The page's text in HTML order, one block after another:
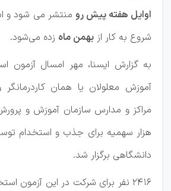
اوایل هفته پیش رو منتشر می شود و
شروع به کار از بهمن ماه زده می‌شود.
به گزارش ایسنا، مهر امسال آزمون
آموزش معلولان یا همان کاردرمانگر و
مراکز و مدارس سازمان آموزش و
هزار سهمیه برای جذب و استخدام
دانشگاهی برگزار شد.
۲۴۱۶ نفر برای شرکت در این آزمون